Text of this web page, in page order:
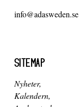
info@adasweden.se
SITEMAP
Nyheter
Kalendern